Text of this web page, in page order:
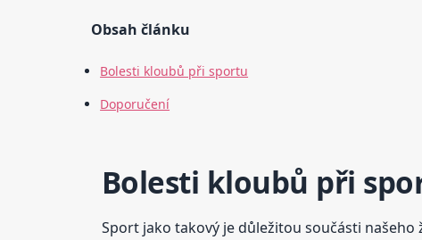
Obsah článku
Bolesti kloubů při sportu
Doporučení
Bolesti kloubů při
Sport jako takový je důležitou součásti